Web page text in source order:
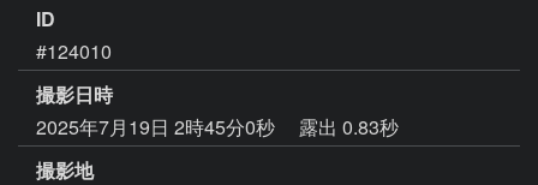
ID
#124010
撮影日時
2025年7月19日 2時45分0秒
露出 0.83秒
撮影地